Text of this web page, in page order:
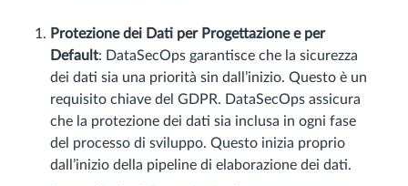
Protezione dei Dati per Progettazione e per
Default: DataSecOps garantisce che la sicurezza
dei dati sia una priorità sin dall’inizio. Questo è un
requisito chiave del GDPR. DataSecOps assicura
che la protezione dei dati sia inclusa in ogni fase
del processo di sviluppo. Questo inizia proprio
dall’inizio della pipeline di elaborazione dei dati.